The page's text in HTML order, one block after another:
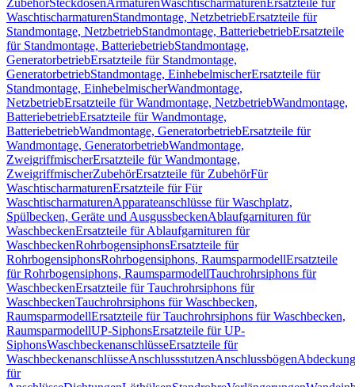
ZubehörSteckdosenArmaturenWaschtischarmaturen Ersatzteile für
WaschtischarmaturenStandmontage, NetzbetriebErsatzteile für
Standmontage, NetzbetriebStandmontage, BatteriebetriebErsatzteile
für Standmontage, BatteriebetriebStandmontage,
GeneratorbetriebErsatzteile für Standmontage,
GeneratorbetriebStandmontage, EinhebelmischerErsatzteile für
Standmontage, EinhebelmischerWandmontage,
NetzbetriebErsatzteile für Wandmontage, NetzbetriebWandmontage,
BatteriebetriebErsatzteile für Wandmontage,
BatteriebetriebWandmontage, GeneratorbetriebErsatzteile für
Wandmontage, GeneratorbetriebWandmontage,
ZweigriffmischerErsatzteile für Wandmontage,
ZweigriffmischerZubehörErsatzteile für ZubehörFür
WaschtischarmaturenErsatzteile für Für
WaschtischarmaturenApparateanschlüsse für Waschplatz,
Spülbecken, Geräte und AusgussbeckenAblaufgarnituren für
WaschbeckenErsatzteile für Ablaufgarnituren für
WaschbeckenRohrbogensiphonsErsatzteile für
RohrbogensiphonsRohrbogensiphons, RaumsparmodellErsatzteile
für Rohrbogensiphons, RaumsparmodellTauchrohrsiphons für
WaschbeckenErsatzteile für Tauchrohrsiphons für
WaschbeckenTauchrohrsiphons für Waschbecken,
RaumsparmodellErsatzteile für Tauchrohrsiphons für Waschbecken,
RaumsparmodellUP-SiphonsErsatzteile für UP-
SiphonsWaschbeckenanschlüsseErsatzteile für
WaschbeckenanschlüsseAnschlussstutzenAnschlussbögen
für